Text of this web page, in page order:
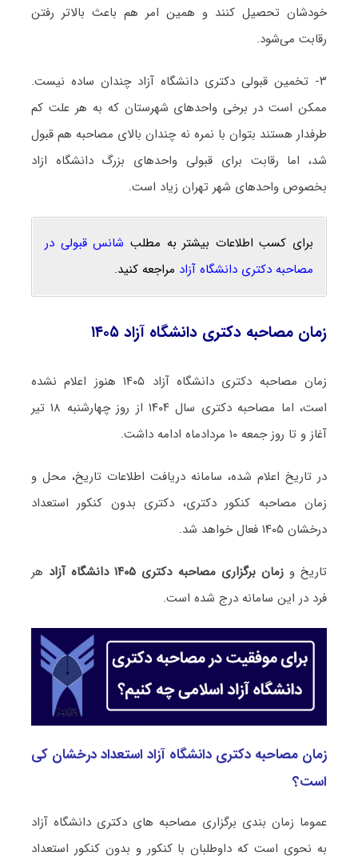
خودشان تحصیل کنند و همین امر هم باعث بالاتر رفتن
رقابت می‌شود.
۳- تخمین قبولی دکتری دانشگاه آزاد چندان ساده نیست.
ممکن است در برخی واحدهای شهرستان که به هر علت کم
طرفدار هستند بتوان با نمره نه چندان بالای مصاحبه هم قبول
شد، اما رقابت برای قبولی واحدهای بزرگ دانشگاه ازاد
بخصوص واحدهای شهر تهران زیاد است.
برای کسب اطلاعات بیشتر به مطلب شانس قبولی در
مصاحبه دکتری دانشگاه آزاد مراجعه کنید.
زمان مصاحبه دکتری دانشگاه آزاد ۱۴۰۵
زمان مصاحبه دکتری دانشگاه آزاد ۱۴۰۵ هنوز اعلام نشده
است، اما مصاحبه دکتری سال ۱۴۰۴ از روز چهارشنبه ۱۸ تیر
آغاز و تا روز جمعه ۱۰ مردادماه ادامه داشت.
در تاریخ اعلام شده، سامانه دریافت اطلاعات تاریخ، محل و
زمان مصاحبه کنکور دکتری، دکتری بدون کنکور استعداد
درخشان ۱۴۰۵ فعال خواهد شد.
تاریخ وزمان برگزاری مصاحبه‌ دکتری ۱۴۰۵ دانشگاه آزاد
هر
فرد در این سامانه درج شده است.
زمان مصاحبه دکتری دانشگاه آزاد استعداد درخشان کی
است؟
عموما زمان بندی برگزاری مصاحبه های دکتری دانشگاه آزاد
به نحوی است که داوطلبان با کنکور و بدون کنکور استعداد